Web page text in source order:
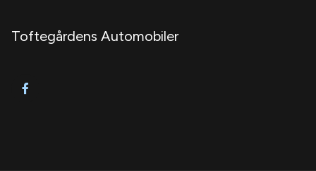
LED kørelys
Toftegårdens Automobiler